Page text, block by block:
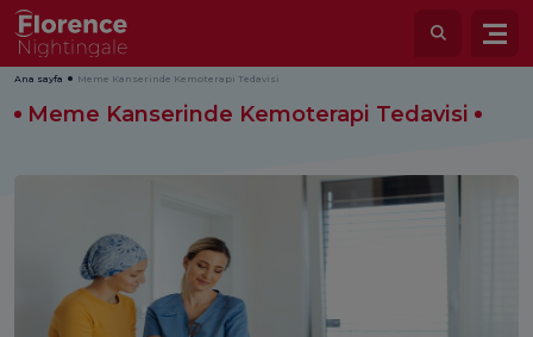
Ana sayfa Meme Kanserinde Kemoterapi Tedavisi
Meme Kanserinde Kemoterapi Tedavisi